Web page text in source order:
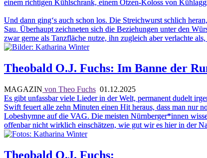
einem richtigen Kühlschrank, einem Otzen-Koloss von
Und dann ging‘s auch schon los. Die Streichwurst schlich
Sau. Überhaupt zeichneten sich die Beziehungen unter den
zwar gerne als Tanzfläche nutze, ihn zugleich aber verlachte
Theobald O.J. Fuchs: Im Banne der
MAGAZIN von Theo Fuchs 01.12.2025
Es gibt unfassbar viele Lieder in der Welt, permanent dudelt
Swift feuert alle zehn Minuten einen Hit heraus, dass man nur
Lobeshymne auf die VAG. Die meisten Nürnberger*innen
offenbar nicht wirklich einschätzen, wie gut wir es hier in der
Theobald O.J. Fuchs: